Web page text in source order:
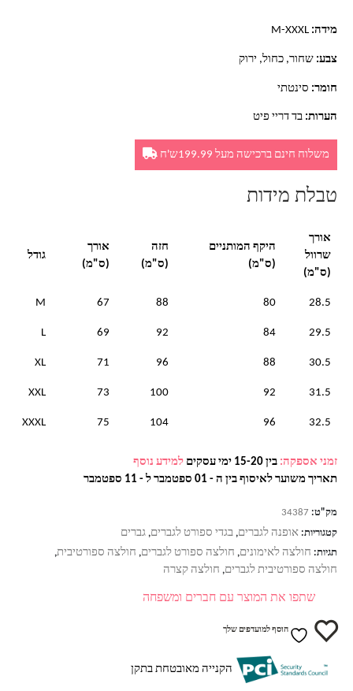
מידה: M-XXXL
צבע: שחור, כחול, ירוק
חומר: סינטתי
הערות: בד דריי פיט
משלוח חינם ברכישה מעל 199.99ש'ח
טבלת מידות
אורך
שרוול
(ס"מ)
היקף המותניים
(ס"מ)
חזה
(ס"מ)
אורך
(ס"מ)
גודל
28.5
80
88
67
M
29.5
84
92
69
L
30.5
88
96
71
XL
31.5
92
100
73
XXL
32.5
96
104
75
XXXL
זמני אספקה: בין 15-20 ימי עסקים
למידע נוסף
תאריך משוער לאיסוף בין ה - 01 ספטמבר ל - 11 ספטמבר
מק"ט: 34387
קטגוריות: אופנה לגברים, בגדי ספורט לגברים, גברים
תגיות: חולצה לאימונים, חולצה ספורט לגברים, חולצה ספורטיבית,
חולצה ספורטיבית לגברים, חולצה קצרה
שתפו את המוצר עם חברים ומשפחה
הוסף למועדפים שלך
הקנייה מאובטחת בתקן